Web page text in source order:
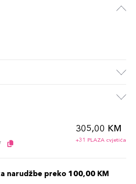
305,00 KM
+31 PLAZA cvjetića
narudžbe preko 100,00 KM